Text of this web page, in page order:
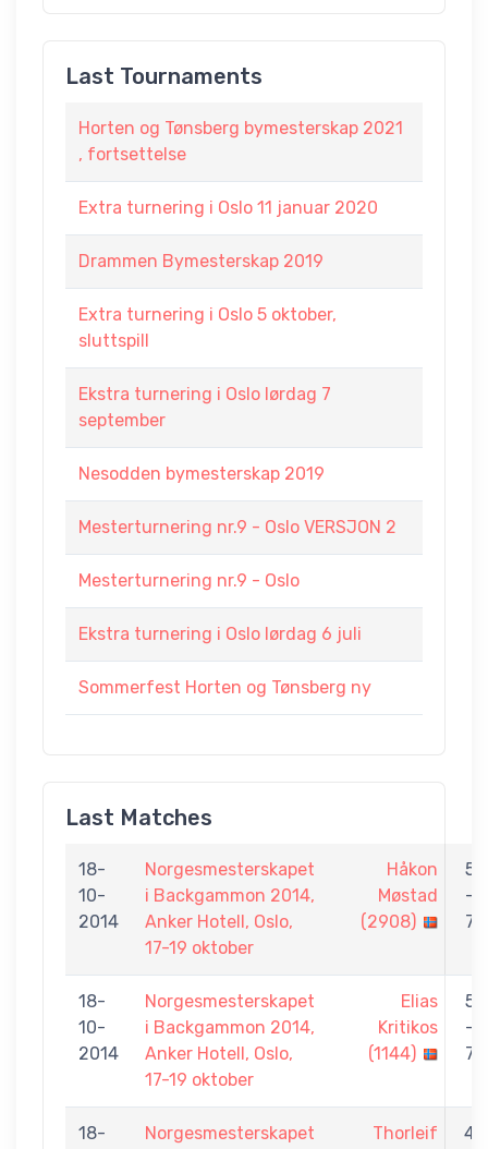
Last Tournaments
Horten og Tønsberg bymesterskap 2021
, fortsettelse
Extra turnering i Oslo 11 januar 2020
Drammen Bymesterskap 2019
Extra turnering i Oslo 5 oktober,
sluttspill
Ekstra turnering i Oslo lørdag 7
september
Nesodden bymesterskap 2019
Mesterturnering nr.9 - Oslo VERSJON 2
Mesterturnering nr.9 - Oslo
Ekstra turnering i Oslo lørdag 6 juli
Sommerfest Horten og Tønsberg ny
Last Matches
18-
10-
2014
Norgesmesterskapet
i Backgammon 2014,
Anker Hotell, Oslo,
17-19 oktober
Håkon
Møstad
(2908)
5
-
7
18-
10-
2014
Norgesmesterskapet
i Backgammon 2014,
Anker Hotell, Oslo,
17-19 oktober
Elias
Kritikos
(1144)
5
-
7
18- Norgesmesterskapet Thorleif 4